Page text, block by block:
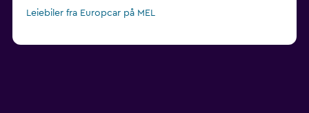
Leiebiler fra Europcar på MEL